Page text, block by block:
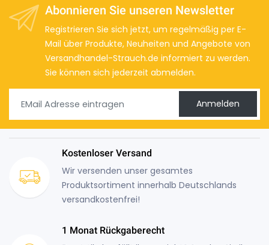
Abonnieren Sie unseren Newsletter
Registrieren Sie sich jetzt, um regelmäßig per E-
Mail über Produkte, Neuheiten und Angebote von
Versandhandel-Strauch.de informiert zu werden.
Sie können sich jederzeit abmelden.
Anmelden
Kostenloser Versand
Wir versenden unser gesamtes
Produktsortiment innerhalb Deutschlands
versandkostenfrei!
1 Monat Rückgaberecht